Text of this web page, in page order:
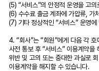
(5) “서비스”의 안정적 운영을 고의
(6) 수수료 출금 계좌에 가압류, 가
(7) 기타 정상적인 “서비스” 운영
4. “회사”는 “회원”에게 다음 각
사전 통보 후 “서비스” 이용계약을
위반 및 고의 또는 중대한 과실로
이용계약을 해지할 수 있습니다.